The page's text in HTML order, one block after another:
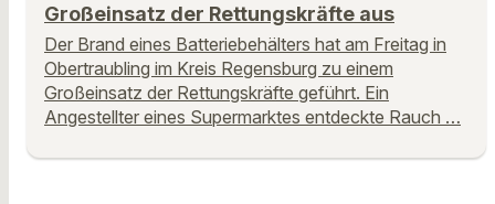
Großeinsatz der Rettungskräfte aus
Der Brand eines Batteriebehälters hat am Freitag in
Obertraubling im Kreis Regensburg zu einem
Großeinsatz der Rettungskräfte geführt. Ein
Angestellter eines Supermarktes entdeckte Rauch …